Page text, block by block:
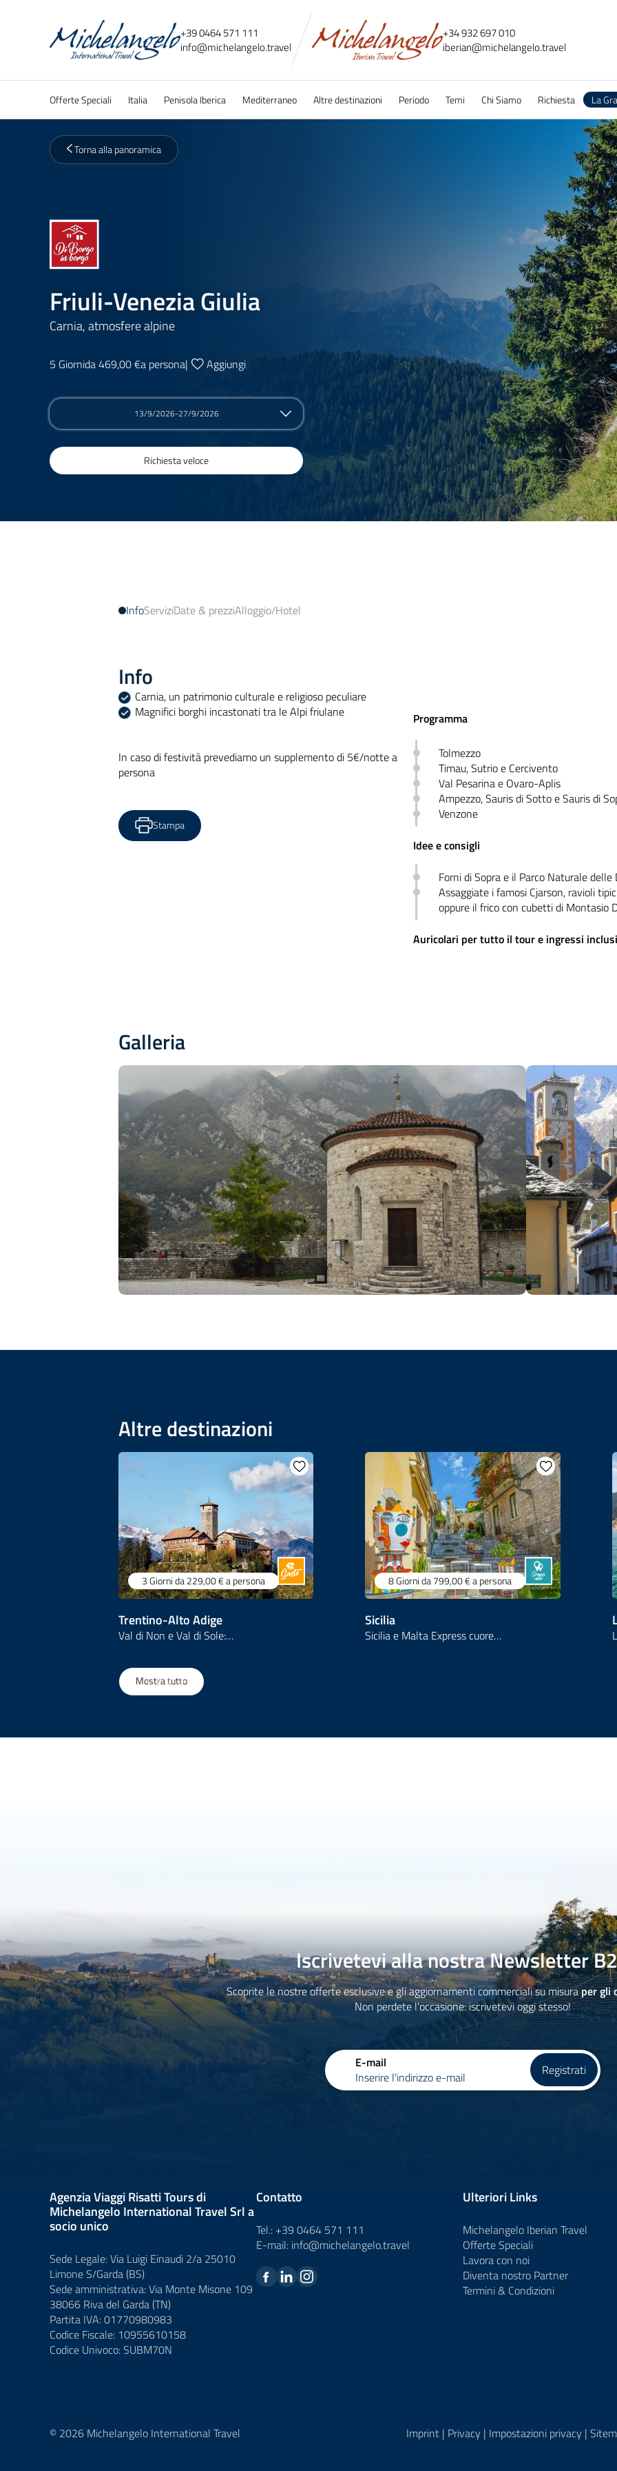
+39 0464 571 111
info@michelangelo.travel
+34 932 697 010
iberian@michelangelo.travel
Offerte Speciali Italia Penisola Iberica Mediterraneo Altre destinazioni Periodo Temi Chi Siamo Richiesta La
Torna alla panoramica
Friuli-Venezia Giulia
Carnia, atmosfere alpine
5 Giornida 469,00 €a persona| Aggiungi
13/9/2026-27/9/2026
Richiesta veloce
InfoServiziDate & prezziAlloggio/Hotel
Info
Carnia, un patrimonio culturale e religioso peculiare
Magnifici borghi incastonati tra le Alpi friulane
In caso di festività prevediamo un supplemento di 5€/notte a
persona
Stampa
Programma
Tolmezzo
Timau, Sutrio e Cercivento
Val Pesarina e Ovaro-Aplis
Ampezzo, Sauris di Sotto e Sauris di
Venzone
Idee e consigli
Forni di Sopra e il Parco Naturale
Assaggiate i famosi Cjarson, ravioli
oppure il frico con cubetti di Montasio
Auricolari per tutto il tour e ingressi inclusi
Galleria
Altre destinazioni
3 Giornida 229,00 €a persona
Trentino-Alto Adige
Val di Non e Val di Sole:…
8 Giornida 799,00 €a persona
Sicilia
Sicilia e Malta Express cuore…
1 157
Mostra tutto
Iscrivetevi alla nostra Newsletter
Scoprite le nostre offerte esclusive e gli aggiornamenti commerciali su misuraper gli
Non perdete l'occasione: iscrivetevi oggi stesso!
E-mail
Inserire l'indirizzo e-mail
Registrati
Agenzia Viaggi Risatti Tours di
Michelangelo International Travel Srl a
socio unico
Sede Legale: Via Luigi Einaudi 2/a 25010
Limone S/Garda (BS)
Sede amministrativa: Via Monte Misone 109
38066 Riva del Garda (TN)
Partita IVA: 01770980983
Codice Fiscale: 10955610158
Codice Univoco: SUBM70N
Contatto
Tel.: +39 0464 571 111
E-mail: info@michelangelo.travel
Ulteriori Links
Michelangelo Iberian Travel
Offerte Speciali
Lavora con noi
Diventa nostro Partner
Termini & Condizioni
© 2026 Michelangelo International Travel Imprint | Privacy | Impostazioni privacy |